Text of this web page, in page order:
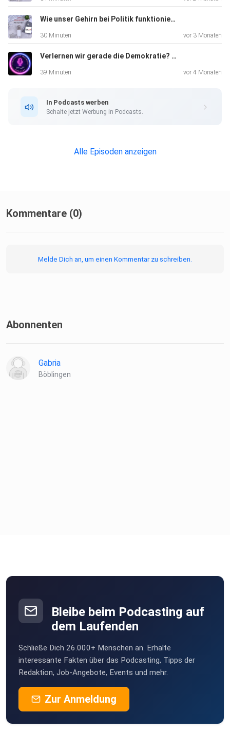
Wie unser Gehirn bei Politik funktioniert – mit Dr. Liya Yu
30 Minuten vor 3 Monaten
Verlernen wir gerade die Demokratie? - mit Ahmad Mansour
39 Minuten vor 4 Monaten
In Podcasts werben
Schalte jetzt Werbung in Podcasts.
Alle Episoden anzeigen
Kommentare (0)
Melde Dich an, um einen Kommentar zu schreiben.
Abonnenten
Gabria
Böblingen
Bleibe beim Podcasting auf
dem Laufenden
Schließe Dich 26.000+ Menschen an. Erhalte
interessante Fakten über das Podcasting, Tipps der
Redaktion, Job-Angebote, Events und mehr.
Zur Anmeldung